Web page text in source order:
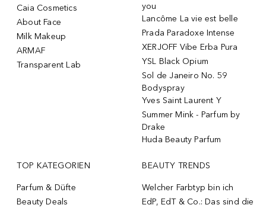
Caia Cosmetics
About Face
Milk Makeup
ARMAF
Transparent Lab
you
Lancôme La vie est belle
Prada Paradoxe Intense
XERJOFF Vibe Erba Pura
YSL Black Opium
Sol de Janeiro No. 59
Bodyspray
Yves Saint Laurent Y
Summer Mink - Parfum by
Drake
Huda Beauty Parfum
TOP KATEGORIEN
Parfum & Düfte
Beauty Deals
BEAUTY TRENDS
Welcher Farbtyp bin ich
EdP, EdT & Co.: Das sind die